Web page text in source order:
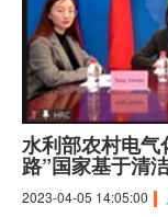
水利部农村电
路”国家基于清
2023-04-05 14:05:00